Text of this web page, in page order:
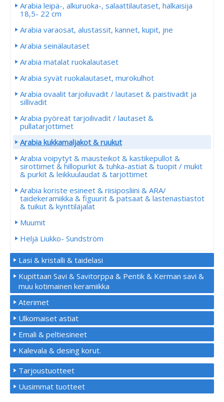
Arabia leipä-, alkuruoka-, salaattilautaset, halkaisija
18,5- 22 cm
Arabia varaosat, alustassit, kannet, kupit, jne
Arabia seinälautaset
Arabia matalat ruokalautaset
Arabia syvät ruokalautaset, murokulhot
Arabia ovaalit tarjoiluvadit / lautaset & paistivadit ja
sillivadit
Arabia pyöreät tarjoilivadit / lautaset &
pullatarjottimet
Arabia kukkamaljakot & ruukut
Arabia voipytyt & mausteikot & kastikepullot &
sirottimet & hillopurkit & tuhka-astiat & tuopit / mukit
& purkit & leikkuulaudat & tarjottimet
Arabia koriste esineet & riisiposliini & ARA/
taidekeramiikka & figuurit & patsaat & lastenastiastot
& tuikut & kynttiläjalat
Muumit
Heljä Liukko- Sundström
Lasi & kristalli & taidelasi
Kupittaan Savi & Savitorppa & Pentik & Kerman savi &
muu kotimainen keramiikka
Aterimet
Ulkomaiset astiat
Emali & peltiesineet
Kalevala & desing korut.
Tarjoustuotteet
Uusimmat tuotteet